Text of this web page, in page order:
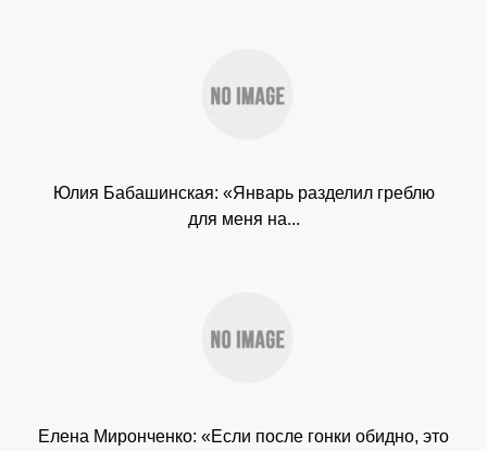
Юлия Бабашинская: «Январь разделил греблю
для меня на...
Елена Миронченко: «Если после гонки обидно, это